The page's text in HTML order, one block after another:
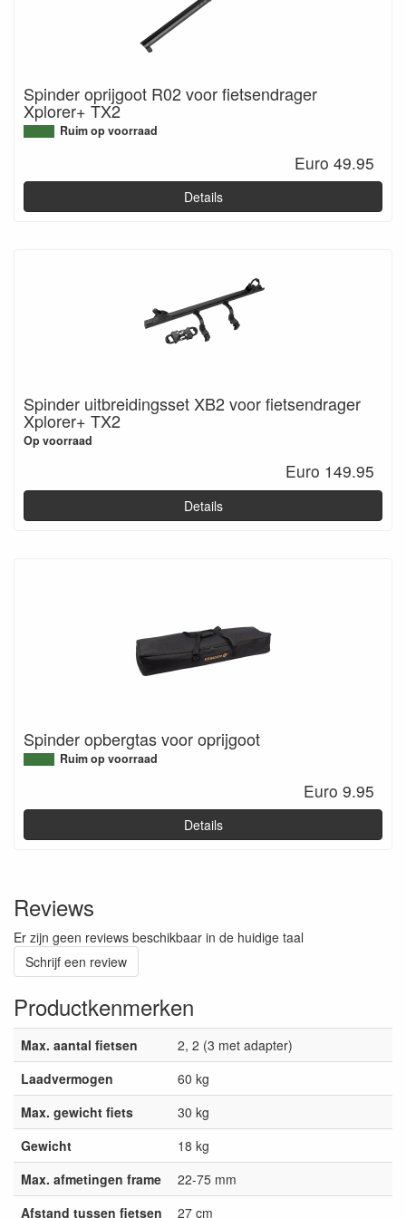
is uitgerust met een 13-polige stekker voor de meest gebruikte
verlichtingsfuncties, inclusief mistachterlicht en
Spinder oprijgoot R02 voor fietsendrager
Xplorer+ TX2
Ruim op voorraad
Euro 49.95
Details
Spinder uitbreidingsset XB2 voor fietsendrager
Xplorer+ TX2
Op voorraad
Euro 149.95
Details
Spinder opbergtas voor oprijgoot
Ruim op voorraad
Euro 9.95
Details
Reviews
Er zijn geen reviews beschikbaar in de huidige taal
Schrijf een review
Productkenmerken
Max. aantal fietsen
2, 2 (3 met adapter)
Laadvermogen
60 kg
Max. gewicht fiets
30 kg
Gewicht
18 kg
Max. afmetingen frame
22-75 mm
Afstand tussen fietsen
27 cm